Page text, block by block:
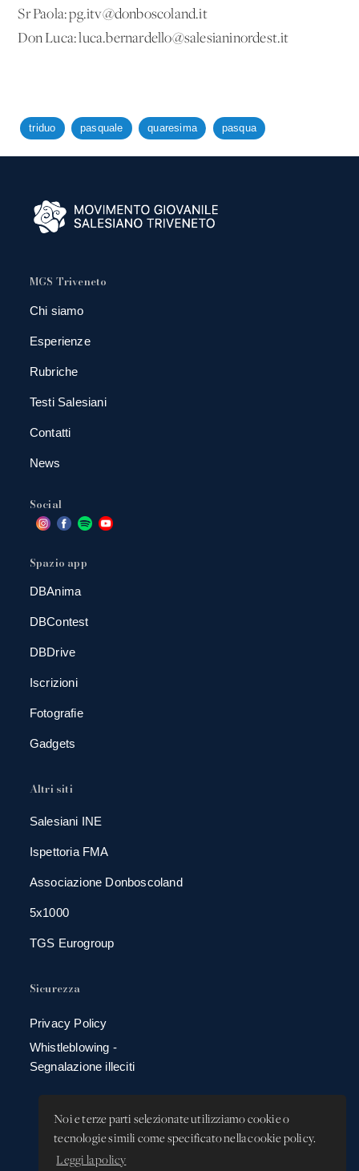
Noi e terze parti selezionate utilizziamo cookie o
tecnologie simili come specificato nella cookie policy.
Leggi la policy
Sr Paola: pg.itv@donboscoland.it
Don Luca: luca.bernardello@salesianinordest.it
triduo pasquale quaresima pasqua
MGS Triveneto
Chi siamo
Esperienze
Rubriche
Testi Salesiani
Contatti
News
Social
Spazio app
DBAnima
DBContest
DBDrive
Iscrizioni
Fotografie
Gadgets
Altri siti
Salesiani INE
Ispettoria FMA
Associazione Donboscoland
5x1000
TGS Eurogroup
Sicurezza
Privacy Policy
Whistleblowing -
Segnalazione illeciti